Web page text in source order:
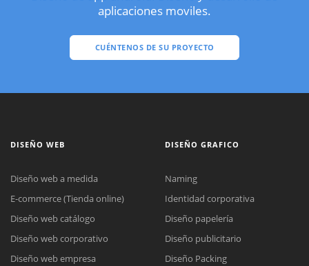
aplicaciones moviles.
CUÉNTENOS DE SU PROYECTO
DISEÑO WEB
Diseño web a medida
E-commerce (Tienda online)
Diseño web catálogo
Diseño web corporativo
Diseño web empresa
DISEÑO GRAFICO
Naming
Identidad corporativa
Diseño papelería
Diseño publicitario
Diseño Packing